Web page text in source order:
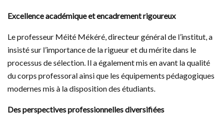
Excellence académique et encadrement rigoureux
Le professeur Méité Mékéré, directeur général de l’institut, a
insisté sur l’importance de la rigueur et du mérite dans le
processus de sélection. Il a également mis en avant la qualité
du corps professoral ainsi que les équipements pédagogiques
modernes mis à la disposition des étudiants.
Des perspectives professionnelles diversifiées